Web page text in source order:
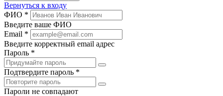
Вернуться к входу
ФИО *
Введите ваше ФИО
Email *
Введите корректный email адрес
Пароль *
Подтвердите пароль *
Пароли не совпадают